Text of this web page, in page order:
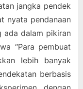
jangka pendek
nyata pendanaan
ada dalam pikiran
“Para pembuat
lebih banyak
berbasis